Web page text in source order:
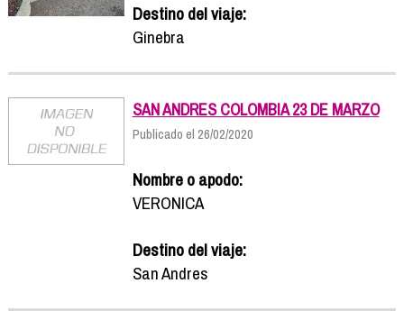
Destino del viaje:
Ginebra
SAN ANDRES COLOMBIA 23 DE MARZO
Publicado el 26/02/2020
Nombre o apodo:
VERONICA
Destino del viaje:
San Andres